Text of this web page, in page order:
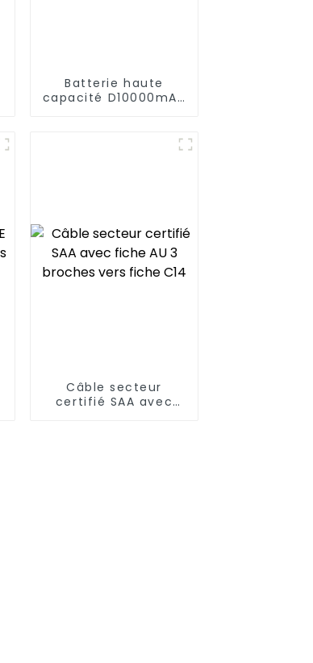
Batterie haute
capacité D10000mAh
Câble secteur
certifié SAA avec